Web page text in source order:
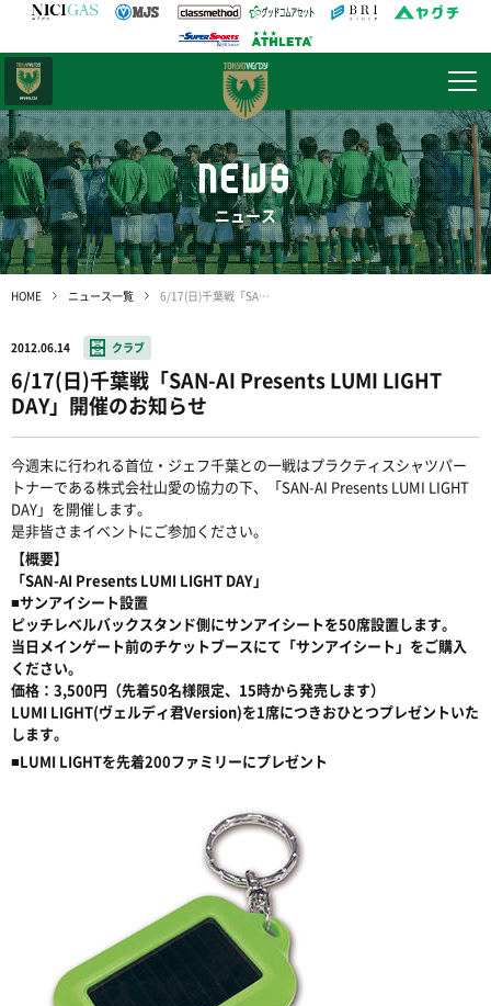
NEWS
ニュース
HOME ニュース一覧 6/17(日)千葉戦「SAN-AI Presents LUMI LIGHT DAY」開催のお知らせ
2012.06.14 クラブ
6/17(日)千葉戦「SAN-AI Presents LUMI LIGHT
DAY」開催のお知らせ
今週末に行われる首位・ジェフ千葉との一戦はプラクティスシャツパー
トナーである株式会社山愛の協力の下、「SAN-AI Presents LUMI LIGHT
DAY」を開催します。
是非皆さまイベントにご参加ください。
【概要】
「SAN-AI Presents LUMI LIGHT DAY」
■サンアイシート設置
ピッチレベルバックスタンド側にサンアイシートを50席設置します。
当日メインゲート前のチケットブースにて「サンアイシート」をご購入
ください。
価格：3,500円（先着50名様限定、15時から発売します）
LUMI LIGHT(ヴェルディ君Version)を1席につきおひとつプレゼントいた
します。
■LUMI LIGHTを先着200ファミリーにプレゼント